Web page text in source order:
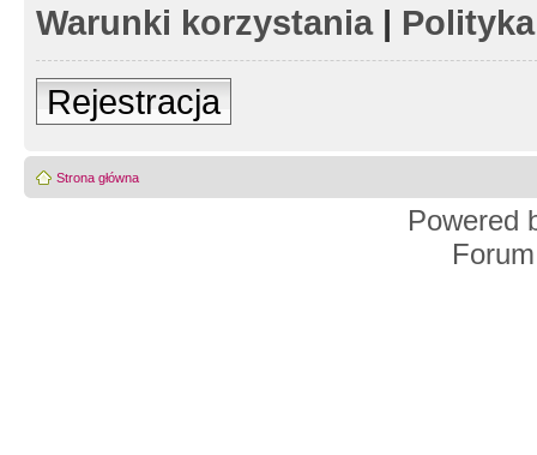
Warunki korzystania|
Rejestracja
Strona główna
Powered